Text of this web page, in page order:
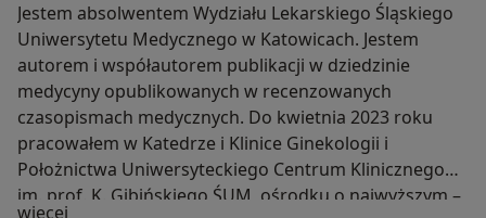
Jestem absolwentem Wydziału Lekarskiego Śląskiego
Uniwersytetu Medycznego w Katowicach. Jestem
autorem i współautorem publikacji w dziedzinie
medycyny opublikowanych w recenzowanych
czasopismach medycznych. Do kwietnia 2023 roku
pracowałem w Katedrze i Klinice Ginekologii i
Położnictwa Uniwersyteckiego Centrum Klinicznego
im. prof. K. Gibińskiego ŚUM, ośrodku o najwyższym –
więcej